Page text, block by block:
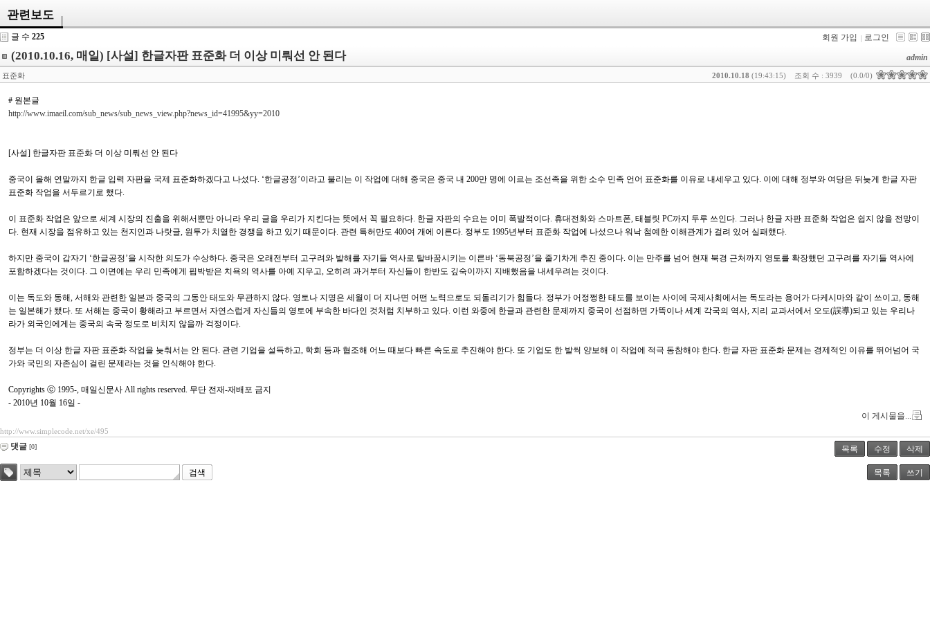
관련보도
글 수 225 회원 가입 로그인
(2010.10.16, 매일) [사설] 한글자판 표준화 더 이상 미뤄선 안 된다 admin
(0.0/0)
조회 수 : 3939
2010.10.18 (19:43:15)
표준화
# 원본글
http://www.imaeil.com/sub_news/sub_news_view.php?news_id=41995&yy=2010
[사설] 한글자판 표준화 더 이상 미뤄선 안 된다
중국이 올해 연말까지 한글 입력 자판을 국제 표준화하겠다고 나섰다. ‘한글공정’이라고 불리는 이 작업에 대해 중국은 중국 내 200만 명에 이르는 조선족을 위한 소수 민족 언어 표준화를 이유로 내세우고 있다. 이에 대해 정부와 여당은 뒤늦게 한글 자판
표준화 작업을 서두르기로 했다.
이 표준화 작업은 앞으로 세계 시장의 진출을 위해서뿐만 아니라 우리 글을 우리가 지킨다는 뜻에서 꼭 필요하다. 한글 자판의 수요는 이미 폭발적이다. 휴대전화와 스마트폰, 태블릿 PC까지 두루 쓰인다. 그러나 한글 자판 표준화 작업은 쉽지 않을 전망이
다. 현재 시장을 점유하고 있는 천지인과 나랏글, 원투가 치열한 경쟁을 하고 있기 때문이다. 관련 특허만도 400여 개에 이른다. 정부도 1995년부터 표준화 작업에 나섰으나 워낙 첨예한 이해관계가 걸려 있어 실패했다.
하지만 중국이 갑자기 ‘한글공정’을 시작한 의도가 수상하다. 중국은 오래전부터 고구려와 발해를 자기들 역사로 탈바꿈시키는 이른바 ‘동북공정’을 줄기차게 추진 중이다. 이는 만주를 넘어 현재 북경 근처까지 영토를 확장했던 고구려를 자기들 역사에
포함하겠다는 것이다. 그 이면에는 우리 민족에게 핍박받은 치욕의 역사를 아예 지우고, 오히려 과거부터 자신들이 한반도 깊숙이까지 지배했음을 내세우려는 것이다.
이는 독도와 동해, 서해와 관련한 일본과 중국의 그동안 태도와 무관하지 않다. 영토나 지명은 세월이 더 지나면 어떤 노력으로도 되돌리기가 힘들다. 정부가 어정쩡한 태도를 보이는 사이에 국제사회에서는 독도라는 용어가 다케시마와 같이 쓰이고, 동해
는 일본해가 됐다. 또 서해는 중국이 황해라고 부르면서 자연스럽게 자신들의 영토에 부속한 바다인 것처럼 치부하고 있다. 이런 와중에 한글과 관련한 문제까지 중국이 선점하면 가뜩이나 세계 각국의 역사, 지리 교과서에서 오도(誤導)되고 있는 우리나
라가 외국인에게는 중국의 속국 정도로 비치지 않을까 걱정이다.
정부는 더 이상 한글 자판 표준화 작업을 늦춰서는 안 된다. 관련 기업을 설득하고, 학회 등과 협조해 어느 때보다 빠른 속도로 추진해야 한다. 또 기업도 한 발씩 양보해 이 작업에 적극 동참해야 한다. 한글 자판 표준화 문제는 경제적인 이유를 뛰어넘어 국
가와 국민의 자존심이 걸린 문제라는 것을 인식해야 한다.
Copyrights ⓒ 1995-, 매일신문사 All rights reserved. 무단 전재-재배포 금지
- 2010년 10월 16일 -
이 게시물을...
http://www.simplecode.net/xe/495
댓글 [0] 목록 수정 삭제
목록 쓰기